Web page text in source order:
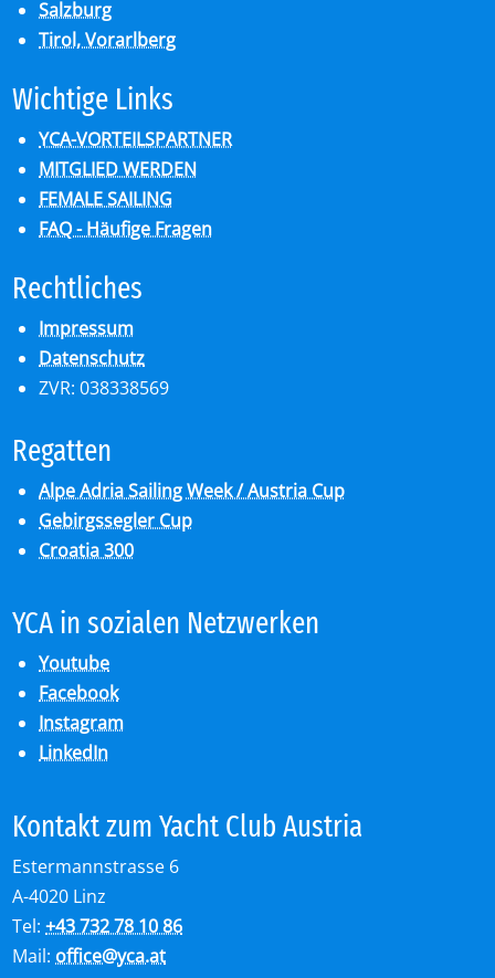
Salzburg
Tirol, Vorarlberg
Wich­ti­ge Links
YCA-VORTEILSPARTNER
MITGLIED WERDEN
FEMALE SAILING
FAQ - Häufige Fragen
Recht­li­ches
Impressum
Datenschutz
ZVR: 038338569
Re­gat­ten
Alpe Adria Sailing Week / Austria Cup
Gebirgssegler Cup
Croatia 300
YCA in so­zia­len Netz­wer­ken
Youtube
Facebook
Instagram
LinkedIn
Kon­takt zum Yacht Club Aus­tria
Estermannstrasse 6
A-4020 Linz
Tel:+43 732 78 10 86
Mail: office@yca.at